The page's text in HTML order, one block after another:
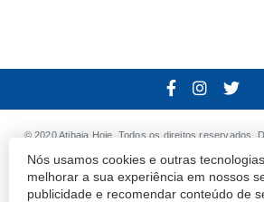
Nós usamos cookies e outras
melhorar a sua experiência em nossos
publicidade e recomendar conteúdo de
© 2020 Atibaia Hoje. Todos os direitos reservados.
Termos e Políticas de Uso